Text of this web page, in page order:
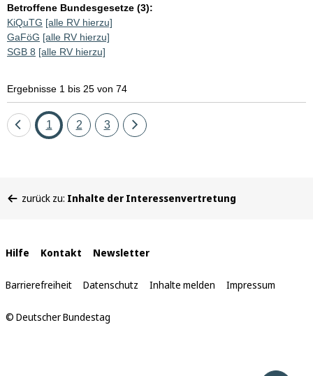
Betroffene Bundesgesetze (3):
KiQuTG [alle RV hierzu]
GaFöG [alle RV hierzu]
SGB 8 [alle RV hierzu]
Ergebnisse 1 bis 25 von 74
EineSeite
1 Seite
2 Seite
3
Eine
befinden
zurück zu: Inhalte der Interessenvertretung
Interne
Links
Hilfe Kontakt Newsletter
Barrierefreiheit Datenschutz Inhalte melden Impressum
© Deutscher Bundestag